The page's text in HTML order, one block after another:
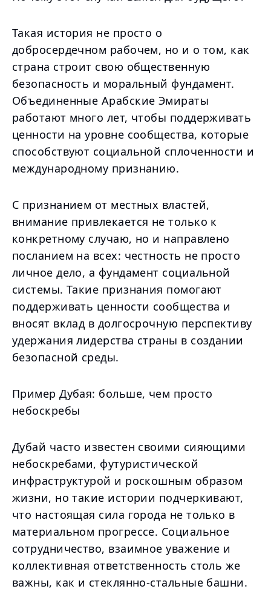
Такая история не просто о
добросердечном рабочем, но и о том, как
страна строит свою общественную
безопасность и моральный фундамент.
Объединенные Арабские Эмираты
работают много лет, чтобы поддерживать
ценности на уровне сообщества, которые
способствуют социальной сплоченности и
международному признанию.
С признанием от местных властей,
внимание привлекается не только к
конкретному случаю, но и направлено
посланием на всех: честность не просто
личное дело, а фундамент социальной
системы. Такие признания помогают
поддерживать ценности сообщества и
вносят вклад в долгосрочную перспективу
удержания лидерства страны в создании
безопасной среды.
Пример Дубая: больше, чем просто
небоскребы
Дубай часто известен своими сияющими
небоскребами, футуристической
инфраструктурой и роскошным образом
жизни, но такие истории подчеркивают,
что настоящая сила города не только в
материальном прогрессе. Социальное
сотрудничество, взаимное уважение и
коллективная ответственность столь же
важны, как и стеклянно-стальные башни.